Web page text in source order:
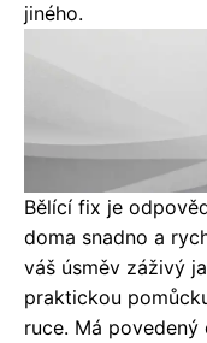
jiného.
Bělící fix je
doma snadno a
váš úsměv záživý
praktickou
ruce. Má povedený